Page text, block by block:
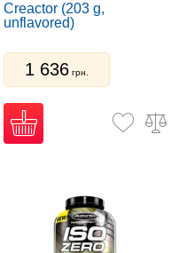
Test HD® —
MuscleTech — це вибір
Creactor (203 g,
unflavored)
1 636 грн.